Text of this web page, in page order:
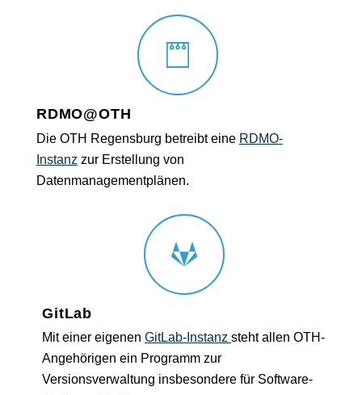
RDMO@OTH
Die OTH Regensburg betreibt eine RDMO-
Instanz zur Erstellung von
Datenmanagementplänen.
GitLab
Mit einer eigenen GitLab-Instanz steht allen OTH-
Angehörigen ein Programm zur
Versionsverwaltung insbesondere für Software-